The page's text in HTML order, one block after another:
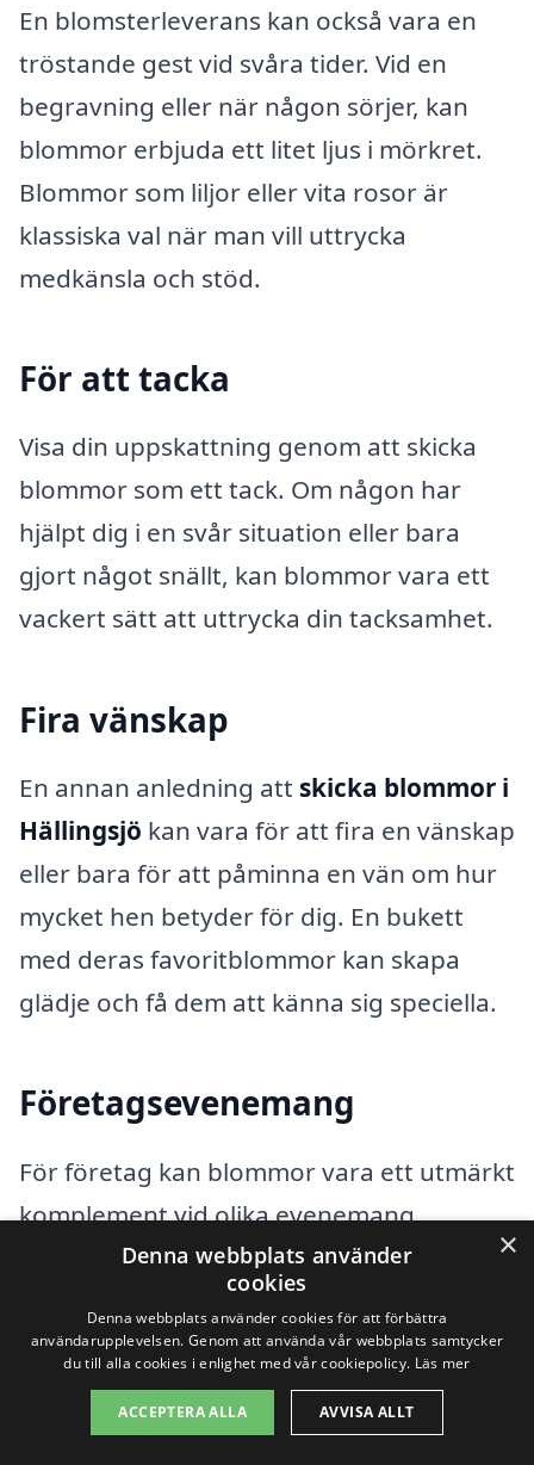
En blomsterleverans kan också vara en
tröstande gest vid svåra tider. Vid en
begravning eller när någon sörjer, kan
blommor erbjuda ett litet ljus i mörkret.
Blommor som liljor eller vita rosor är
klassiska val när man vill uttrycka
medkänsla och stöd.
För att tacka
Visa din uppskattning genom att skicka
blommor som ett tack. Om någon har
hjälpt dig i en svår situation eller bara
gjort något snällt, kan blommor vara ett
vackert sätt att uttrycka din tacksamhet.
Fira vänskap
En annan anledning att skicka blommor i
Hällingsjö kan vara för att fira en vänskap
eller bara för att påminna en vän om hur
mycket hen betyder för dig. En bukett
med deras favoritblommor kan skapa
glädje och få dem att känna sig speciella.
Företagsevenemang
För företag kan blommor vara ett utmärkt
komplement vid olika evenemang,
inklusive konferenser, öppningar eller
andra firanden. Attskicka blommor i
Hällingsjötill kunder eller anställda kan
förbättra relationen och skapa en positiv
atmosfär.
×
Denna webbplats använder
cookies
Denna webbplats använder cookies för att förbättra
användarupplevelsen. Genom att använda vår webbplats samtycker
du till alla cookies i enlighet med vår cookiepolicy. Läs mer
ACCEPTERA ALLA AVVISA ALLT